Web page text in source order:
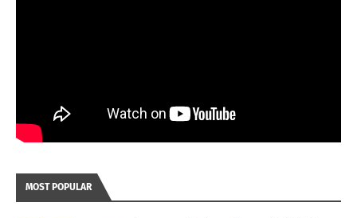
MOST POPULAR